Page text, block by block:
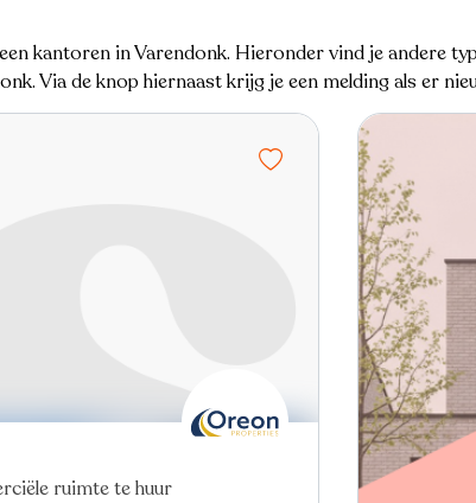
kantoren in Varendonk. Hieronder vind je andere
Via de knop hiernaast krijg je een melding als er
ruimte te huur